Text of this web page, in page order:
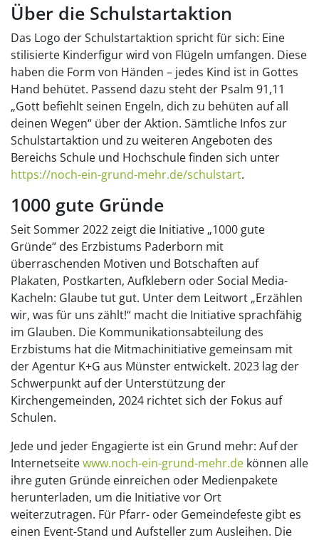
Über die Schulstartaktion
Das Logo der Schulstartaktion spricht für sich: Eine
stilisierte Kinderfigur wird von Flügeln umfangen. Diese
haben die Form von Händen – jedes Kind ist in Gottes
Hand behütet. Passend dazu steht der Psalm 91,11
„Gott befiehlt seinen Engeln, dich zu behüten auf all
deinen Wegen“ über der Aktion. Sämtliche Infos zur
Schulstartaktion und zu weiteren Angeboten des
Bereichs Schule und Hochschule finden sich unter
https://noch-ein-grund-mehr.de/schulstart.
1000 gute Gründe
Seit Sommer 2022 zeigt die Initiative „1000 gute
Gründe“ des Erzbistums Paderborn mit
überraschenden Motiven und Botschaften auf
Plakaten, Postkarten, Aufklebern oder Social Media-
Kacheln: Glaube tut gut. Unter dem Leitwort „Erzählen
wir, was für uns zählt!“ macht die Initiative sprachfähig
im Glauben. Die Kommunikationsabteilung des
Erzbistums hat die Mitmachinitiative gemeinsam mit
der Agentur K+G aus Münster entwickelt. 2023 lag der
Schwerpunkt auf der Unterstützung der
Kirchengemeinden, 2024 richtet sich der Fokus auf
Schulen.
Jede und jeder Engagierte ist ein Grund mehr: Auf der
Internetseitewww.noch-ein-grund-mehr.de können alle
ihre guten Gründe einreichen oder Medienpakete
herunterladen, um die Initiative vor Ort
weiterzutragen. Für Pfarr- oder Gemeindefeste gibt es
einen Event-Stand und Aufsteller zum Ausleihen. Die